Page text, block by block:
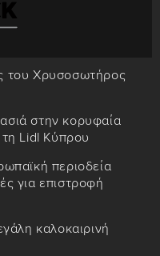
του Χρυσοσωτήρος
στην κορυφαία
τη Lidl Κύπρου
περιοδεία
για επιστροφή
καλοκαιρινή